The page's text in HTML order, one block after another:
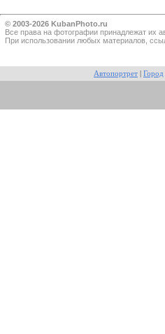
© 2003-2026 KubanPhoto.ru
Все прaва на фотографии принадлежат их
При использовании любых материалов,
Автопортрет Город